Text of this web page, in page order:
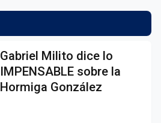
Gabriel Milito dice lo
IMPENSABLE sobre la
Hormiga González